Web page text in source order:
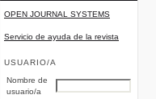
OPEN JOURNAL SYSTEMS
Servicio de ayuda de la revista
USUARIO/A
Nombre de
usuario/a